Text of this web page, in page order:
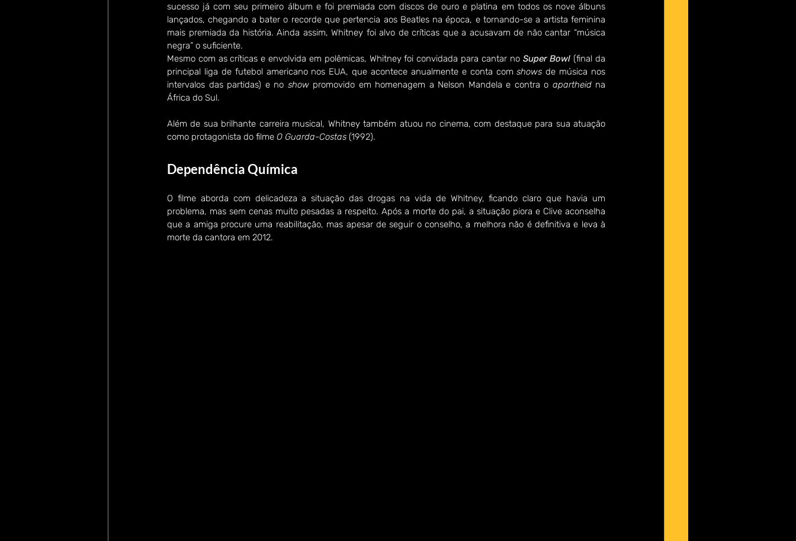
sucesso já com seu primeiro álbum e foi premiada com discos de ouro e platina em todos os nove álbuns
lançados, chegando a bater o recorde que pertencia aos Beatles na época, e tornando-se a artista feminina
mais premiada da história. Ainda assim, Whitney foi alvo de críticas que a acusavam de não cantar “música
negra” o suficiente.
Mesmo com as críticas e envolvida em polêmicas, Whitney foi convidada para cantar no Super Bowl (final da
principal liga de futebol americano nos EUA, que acontece anualmente e conta com shows de música nos
intervalos das partidas) e no show promovido em homenagem a Nelson Mandela e contra o apartheid na
África do Sul.
Além de sua brilhante carreira musical, Whitney também atuou no cinema, com destaque para sua atuação
como protagonista do filme O Guarda-Costas (1992).
Dependência Química
O filme aborda com delicadeza a situação das drogas na vida de Whitney, ficando claro que havia um
problema, mas sem cenas muito pesadas a respeito. Após a morte do pai, a situação piora e Clive aconselha
que a amiga procure uma reabilitação, mas apesar de seguir o conselho, a melhora não é definitiva e leva à
morte da cantora em 2012.